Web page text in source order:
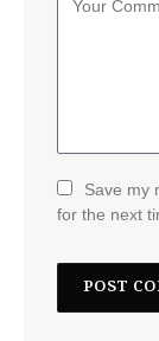
Save my
for the next